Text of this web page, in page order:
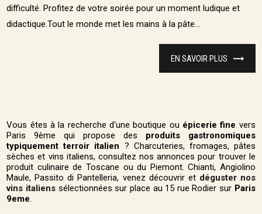
difficulté. Profitez de votre soirée pour un moment ludique et
didactique.Tout le monde met les mains à la pâte...
EN SAVOIR PLUS
Vous êtes à la recherche d'une boutique ou épicerie fine vers
Paris 9ème qui propose des produits gastronomiques
typiquement terroir italien ? Charcuteries, fromages, pâtes
sèches et vins italiens, consultez nos annonces pour trouver le
produit culinaire de Toscane ou du Piemont. Chianti, Angiolino
Maule, Passito di Pantelleria, venez découvrir et déguster nos
vins italienssélectionnées sur place au 15 rue Rodier sur Paris
9eme.